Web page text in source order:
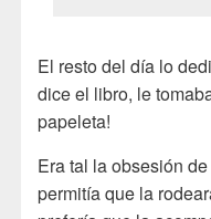
El resto del día lo
dice el libro, le
papeleta!
Era tal la obsesión
permitía que la